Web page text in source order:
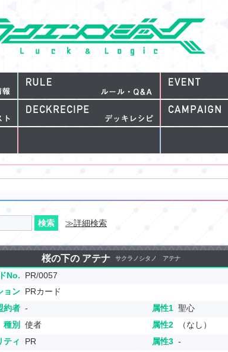
≫詳細検索
桜の下の アテナ サクラノシタノ アテナ
No.
PR/0057
ョン PRカード
約者 -
種別
使者
ティ
PR
属性1 聖心
属性2
（なし）
属性3 -